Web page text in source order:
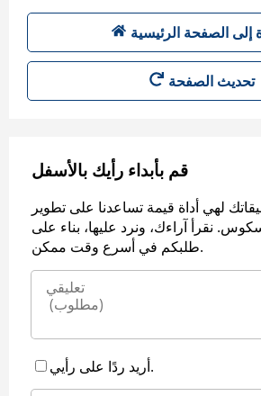
إلى الصفحة الرئيسية
تحديث الصفحة
قم بأبداء رأيك بالأسفل
لهي أداة قيمة تساعدنا على تطوير
نقرأ آراءك، ونرد عليها، بناء على
طلبكم في أسرع وقت ممكن.
أريد ردًا على رأيي.